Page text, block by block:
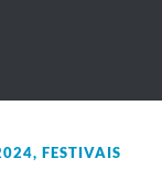
,FESTIVAIS